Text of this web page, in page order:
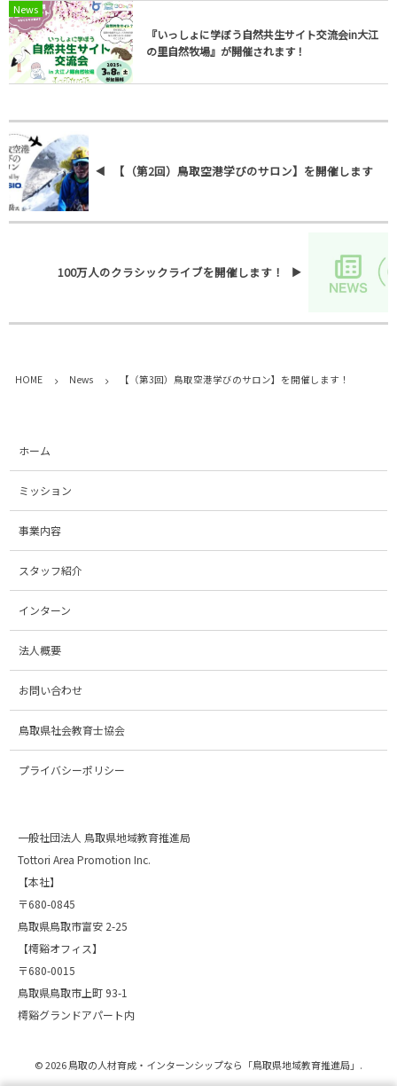
News
『いっしょに学ぼう自然共生サイト交流会in大江
の里自然牧場』が開催されます！
【（第2回）鳥取空港学びのサロン】を開催します
100万人のクラシックライブを開催します！
HOME News 【（第3回）鳥取空港学びのサロン】を開催します！
ホーム
ミッション
事業内容
スタッフ紹介
インターン
法人概要
お問い合わせ
鳥取県社会教育士協会
プライバシーポリシー
一般社団法人 鳥取県地域教育推進局
Tottori Area Promotion Inc.
【本社】
〒680-0845
鳥取県鳥取市富安 2-25
【樗谿オフィス】
〒680-0015
鳥取県鳥取市上町 93-1
樗谿グランドアパート内
©2026鳥取の人材育成・インターンシップなら「鳥取県地域教育推進局」 .